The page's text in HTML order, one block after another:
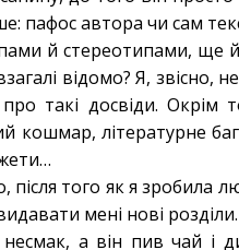
пафос автора чи сам
й стереотипами, ще й
відомо? Я, звісно,
такі досвіди. Окрім
кошмар, літературне
того як я зробила
мені нові
а він пив чай і